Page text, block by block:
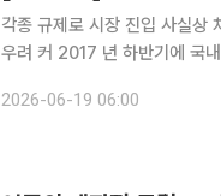
각종 규제로 시장 진입 사실상
우려 커 2017 년 하반기에 국내 가상자산 시장이 급격히 과열되는 양상을 보였다. 정부는 그해 12
30일 ‘가상통화 관련 자금세탁
2026-06-19 06:00